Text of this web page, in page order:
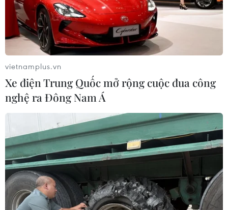
vietnamplus.vn
Xe điện Trung Quốc mở rộng cuộc đua công
nghệ ra Đông Nam Á